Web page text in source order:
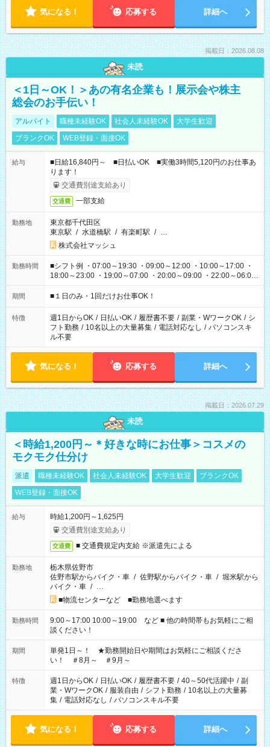
気になる！ 応募する 詳細へ
掲載日：2026.08.08
未読
＜1日～OK！＞あの有名企業も！展示会や株主
総会のお手伝い！
アルバイト 職種未経験OK 社会人未経験OK
大学生歓迎
ブランクOK
WEB登録・面接OK
給与
■日給16,840円～ ■日払いOK ■実働3時間5,120円のお仕事あ
ります！
交通費別途支給あり
交通費 一部支給
勤務地
東京都千代田区
東京駅 / 水道橋駅 / 有楽町駅 / …
株式会社マッシュ
勤務時間
■シフト例 ・07:00～19:30 ・09:00～12:00 ・10:00～17:00 ・
18:00～23:00 ・19:00～07:00 ・20:00～09:00 ・22:00～06:00
etc ★最短で3時間で5,120円のお仕事から 15時間で2万円近く稼
げるお仕事も！ ご希望のお時間に合わせてご紹介！ ※シフトは
ください！
期間 ■１日のみ・1回だけお仕事OK！
特徴 週1日からOK / 日払いOK / 履歴書不要 / 副業・WワークOK / シ
フト勤務 / 10名以上の大量募集 / 電話対応なし / パソコンスキ
ル不要
気になる！ 応募する 詳細へ
掲載日：2026.07.29
未読
＜時給1,200円～＊好きな時にお仕事＞コスメの
モクモク仕分け
派遣 職種未経験OK 社会人未経験OK 大学生歓迎
ブランクOK
WEB登録・面接OK
給与
時給1,200円～1,625円
交通費別途支給あり
交通費 ■ 交通費規定内支給 ※派遣先による
勤務地
栃木県佐野市
佐野市駅からバイク・車 / 佐野駅からバイク・車 / 堀米駅から
バイク・車 / …
■物流センターなど ■勤務地選べます
勤務時間
9:00～17:00 10:00～19:00 など ■ 他の時間帯もお気軽にご相
談ください！
期間
単発1日～！ ★勤務開始日や期間はお気軽にご相談くださ
い！ ＃8月～ ＃9月～
特徴 週1日からOK / 日払いOK / 履歴書不要 / 40～50代活躍中 / 副
業・WワークOK / 服装自由 / シフト勤務 / 10名以上の大量募
集 / 電話対応なし / パソコンスキル不要
気になる！ 応募する 詳細へ